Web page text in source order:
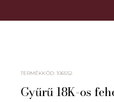
TERMÉKKÓD:106552
Gyűrű 18K-os